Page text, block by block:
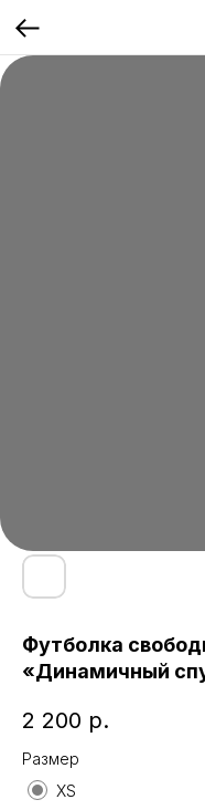
Футболка
«Динамичный
2 200 р.
Размер
XS